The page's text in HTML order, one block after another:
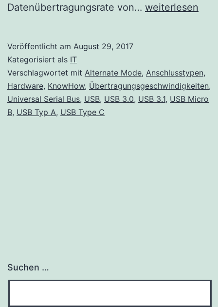
Datenübertragungsrate von… USB
Alternate
Mode
weiterlesen
Veröffentlicht am August 29, 2017
Kategorisiert als IT
Verschlagwortet mit Alternate Mode, Anschlusstypen,
Hardware, KnowHow, Übertragungsgeschwindigkeiten,
Universal Serial Bus, USB, USB 3.0, USB 3.1, USB Micro
B, USB Typ A, USB Type C
Suchen …